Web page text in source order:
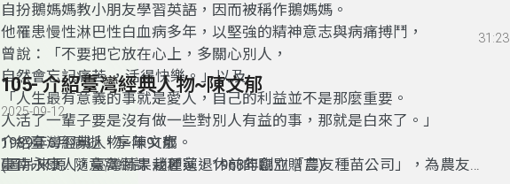
自扮鵝媽媽教小朋友學習英語，因而被稱作鵝媽媽。
他罹患慢性淋巴性白血病多年，以堅強的精神意志與病痛搏鬥，
曾說：「不要把它放在心上，多關心別人，
自然會忘記痛苦 ，活得快樂。」以及
「人生最有意義的事就是愛人，自己的利益並不是那麼重要。
人活了一輩子要是沒有做一些對別人有益的事，那就是白來了。」
1989年6月病逝，享年91歲。
(圖片來源: 隨意窩網誌 趙麗蓮退休前的臨別贈言)
31:23
105- 介紹臺灣經典人物~陳文郁
2025-09-12
介紹臺灣經典人物~陳文郁
臺南永康人，臺灣蔬果栽種家，1968年創立「農友種苗公司」，為農友社